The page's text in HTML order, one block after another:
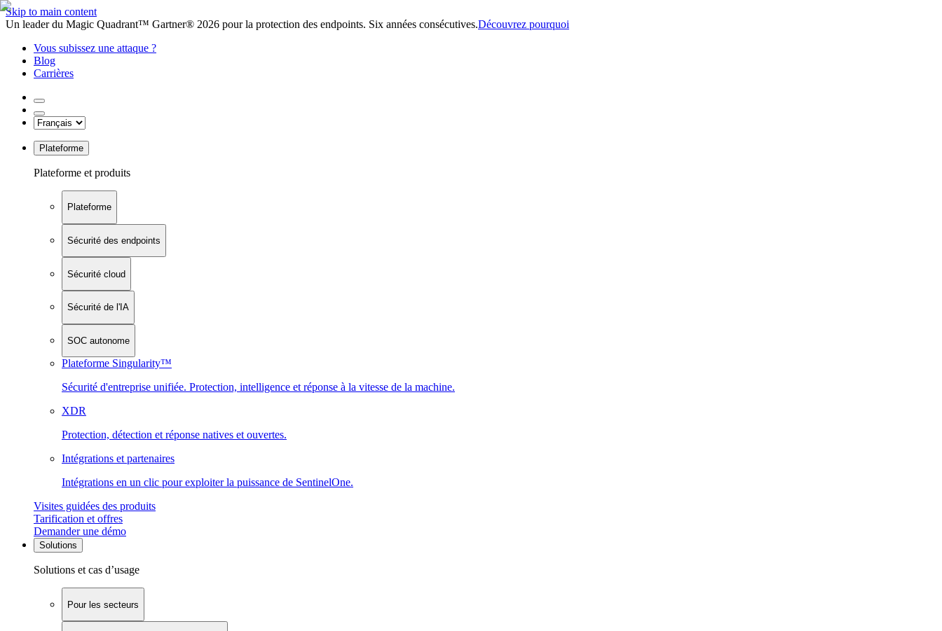
Skip to main content
Un leader du Magic Quadrant™ Gartner® 2026 pour la protection des endpoints. Six années consécutives.Découvrez pourquoi
Vous subissez une attaque ?
Blog
Carrières
Plateforme
Plateforme et produits
Plateforme
Sécurité des endpoints
Sécurité cloud
Sécurité de l'IA
SOC autonome
Plateforme Singularity™
Sécurité d'entreprise unifiée. Protection, intelligence et réponse à la vitesse de la machine.
XDR
Protection, détection et réponse natives et ouvertes.
Intégrations et partenaires
Intégrations en un clic pour exploiter la puissance de SentinelOne.
Visites guidées des produits
Tarification et offres
Demander une démo
Solutions
Solutions et cas d’usage
Pour les secteurs